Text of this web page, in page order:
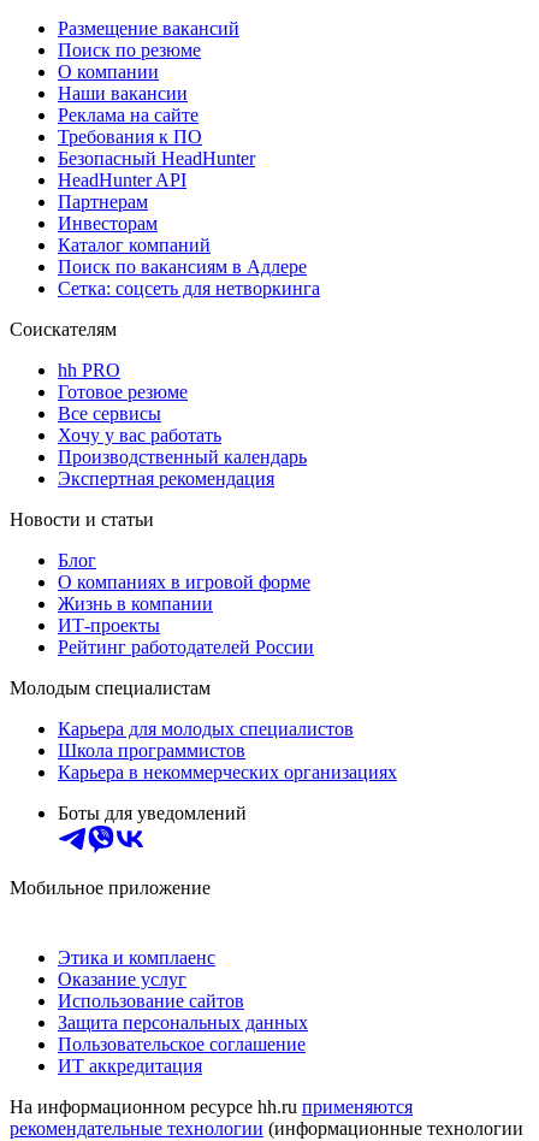
Размещение вакансий
Поиск по резюме
О компании
Наши вакансии
Реклама на сайте
Требования к ПО
Безопасный HeadHunter
HeadHunter API
Партнерам
Инвесторам
Каталог компаний
Поиск по вакансиям в Адлере
Сетка: соцсеть для нетворкинга
Соискателям
hh PRO
Готовое резюме
Все сервисы
Хочу у вас работать
Производственный календарь
Экспертная рекомендация
Новости и статьи
Блог
О компаниях в игровой форме
Жизнь в компании
ИТ-проекты
Рейтинг работодателей России
Молодым специалистам
Карьера для молодых специалистов
Школа программистов
Карьера в некоммерческих организациях
Боты для уведомлений
Мобильное приложение
Этика и комплаенс
Оказание услуг
Использование сайтов
Защита персональных данных
Пользовательское соглашение
ИТ аккредитация
На информационном ресурсе hh.ru применяются
рекомендательные технологии (информационные технологии